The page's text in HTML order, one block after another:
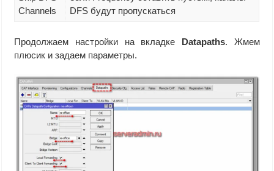
Channels
DFS будут пропускаться
Продолжаем настройки на вкладке Datapaths. Жмем
плюсик и задаем параметры.